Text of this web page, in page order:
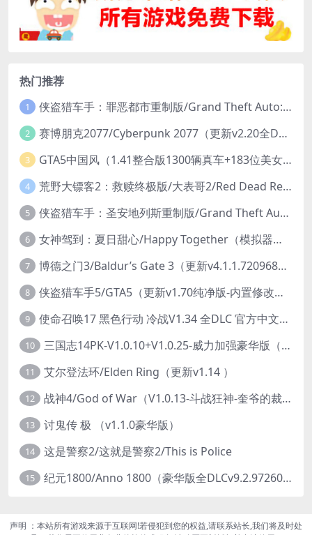
热门推荐
1 侠盗猎车手：罪恶都市重制版/Grand Theft Auto: Vice City – The Definitive Edition
2 赛博朋克2077/Cyberpunk 2077（更新v2.20全DLC）
3 GTA5中国风（1.41整合版1300辆真车+183位美女与英雄+200%存档）
4 荒野大镖客2：救赎终极版/大表哥2/Red Dead Redemption 2: Ultimate Edition（更新v1491.50终极版）
5 侠盗猎车手：圣安地列斯重制版/Grand Theft Auto: San Andreas – The Definitive Edition（更新v1.113.49697469）
6 女神驾到：夏日甜心/Happy Together（模拟器版-升级豪华终极珍藏版+全DLC）
7 博德之门3/Baldur’s Gate 3（更新v4.1.1.7209685）
8 侠盗猎车手5/GTA5（更新v1.70纯净版-内置修改器+通关存档）
9 使命召唤17 黑色行动 冷战V1.34 全DLC 官方中文版COD17
10 三国志14PK-V1.0.10+V1.0.25-威力加强豪华版（武将面容套装-全DLC+季票+特典+中文语音+编辑修改器）
11 艾尔登法环/Elden Ring（更新v1.14 ）
12 战神4/God of War（V1.0.13-斗战狂神-奎爷的裁决+全DLC）
13 讨鬼传 极 （v1.1.0豪华版）
14 这是警察2/这就是警察2/This is Police
15 纪元1800/Anno 1800（豪华版全DLCv9.2.972600）
声明 ：本站所有游戏来源于互联网!若侵犯到您的权益,请联系站长,我们将及时处